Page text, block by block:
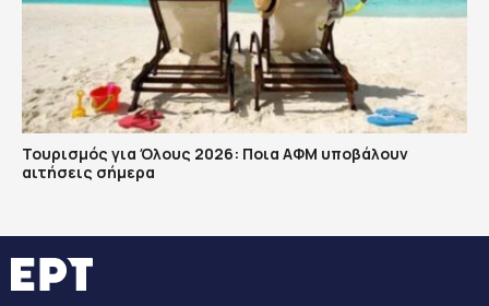
Τουρισμός για Όλους 2026: Ποια ΑΦΜ υποβάλουν
αιτήσεις σήμερα